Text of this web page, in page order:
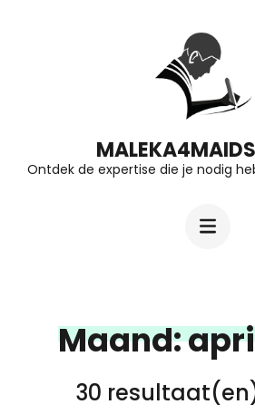
Enter)Ontdek de expertise die je nodig
Maand:
30